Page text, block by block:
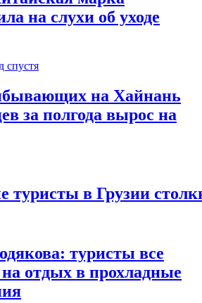
на слухи об уходе
спустя
на Хайнань
за полгода вырос на
туристы в Грузии
туристы все
отдых в прохладные